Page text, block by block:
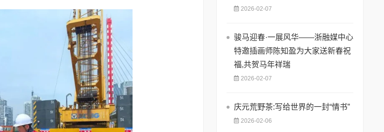
2026-02-07
骏马迎春·一展风华——浙融媒中心
特邀插画师陈知盈为大家送新春祝
福,共贺马年祥瑞
2026-02-07
庆元荒野茶:写给世界的一封“情书”
2026-02-06